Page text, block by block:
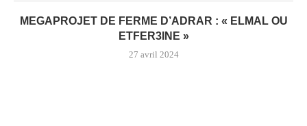
MEGAPROJET DE FERME D’ADRAR : « ELMAL OU
ETFER3INE »
27 avril 2024